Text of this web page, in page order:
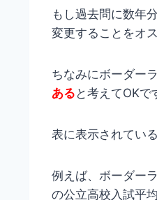
もし過去問に数年
変更することをオ
ちなみにボーダー
ある と考えてOKで
表に表示されてい
例えば、ボーダー
の公立高校入試平